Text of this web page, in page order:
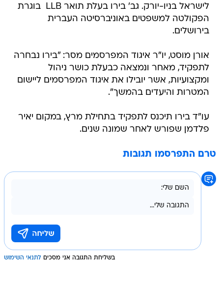
לישראל בניו-יורק. גב' בירו בעלת תואר LLB  בוגרת
הפקולטה למשפטים באוניברסיטה העברית
בירושלים.
אורן מוסט, יו"ר איגוד המפרסמים מסר: "בירו נבחרה
לתפקיד, מאחר ונמצאה כבעלת כושר ניהול
ומקצועיות, אשר יובילו את איגוד המפרסמים ליישום
המטרות והיעדים בהמשך".
עו"ד בירו תיכנס לתפקיד בתחילת מרץ, במקום יאיר
פלדמן שפורש לאחר שמונה שנים.
טרם התפרסמו תגובות
בשליחת התגובה אני מסכים לתנאי השימוש